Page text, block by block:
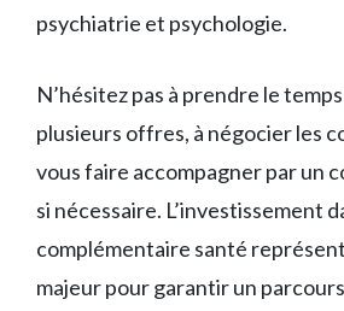
psychiatrie et psychologie.
N’hésitez pas à prendre le
plusieurs offres, à négocier les
vous faire accompagner par un
si nécessaire. L’investissement
complémentaire santé
majeur pour garantir un